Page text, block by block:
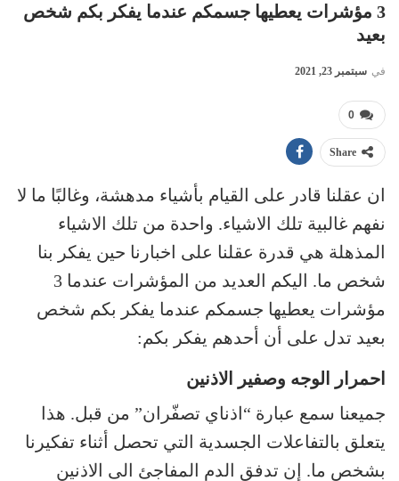
3 مؤشرات يعطيها جسمكم عندما يفكر بكم شخص
بعيد
في سبتمبر 23, 2021
0
Share
ان عقلنا قادر على القيام بأشياء مدهشة، وغالبًا ما لا
نفهم غالبية تلك الاشياء. واحدة من تلك الاشياء
المذهلة هي قدرة عقلنا على اخبارنا حين يفكر بنا
شخص ما. اليكم العديد من المؤشرات عندما 3
مؤشرات يعطيها جسمكم عندما يفكر بكم شخص
بعيد تدل على أن أحدهم يفكر بكم:
احمرار الوجه وصفير الاذنين
جميعنا سمع عبارة “اذناي تصفّران” من قبل. هذا
يتعلق بالتفاعلات الجسدية التي تحصل أثناء تفكيرنا
بشخص ما. إن تدفق الدم المفاجئ الى الاذنين